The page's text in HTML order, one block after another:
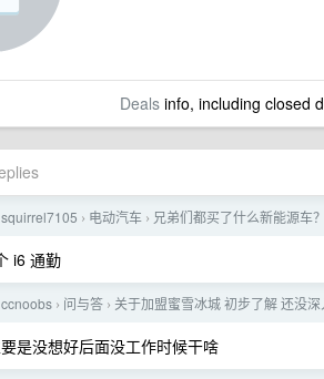
Dealsinfo, including closed
squirrel7105 › 电动汽车 › 兄弟们都买了什么新能源车
i6 通勤
ccnoobs › 问与答 › 关于加盟蜜雪冰城 初步了解 还没
是没想好后面没工作时候干啥